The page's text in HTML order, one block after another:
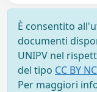
È consentito
documenti
UNIPV nel
del tipo CC BY
Per maggiori